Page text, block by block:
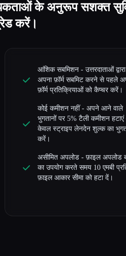
के अनुरूप सशक्त
करें।
आंशिक सबमिशन - उत्तरदाताओं द्वारा
अपना फ़ॉर्म सबमिट करने से पहले
फ़ॉर्म प्रतिक्रियाओं को कैप्चर करें।
कोई कमीशन नहीं - अपने आने वाले
भुगतानों पर 5% टैली कमीशन
केवल स्ट्राइप लेनदेन शुल्क का
करें।
असीमित अपलोड - फ़ाइल अपलोड
का उपयोग करते समय 10 एमबी
फ़ाइल आकार सीमा को हटा दें।